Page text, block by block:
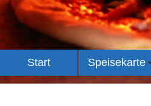
Start Speisekarte